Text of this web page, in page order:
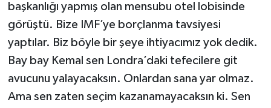
başkanlığı yapmış olan mensubu otel lobisinde
görüştü. Bize IMF’ye borçlanma tavsiyesi
yaptılar. Biz böyle bir şeye ihtiyacımız yok dedik.
Bay bay Kemal sen Londra’daki tefecilere git
avucunu yalayacaksın. Onlardan sana yar olmaz.
Ama sen zaten seçim kazanamayacaksın ki. Sen